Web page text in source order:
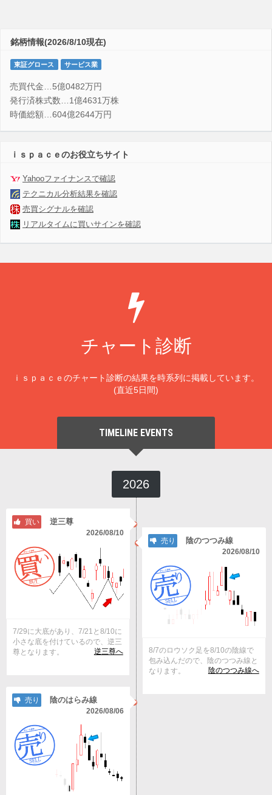
銘柄情報(2026/8/10現在)
東証グロース サービス業
売買代金…5億0482万円
発行済株式数…1億4631万株
時価総額…604億2644万円
ｉｓｐａｃｅのお役立ちサイト
Yahooファイナンスで確認
テクニカル分析結果を確認
売買シグナルを確認
リアルタイムに買いサインを確認
チャート診断
ｉｓｐａｃｅのチャート診断の結果を時系列に掲載しています。
(直近5日間)
TIMELINE EVENTS
2026
買い 逆三尊
2026/08/10
7/29に大底があり、7/21と8/10に
小さな底を付けているので、逆三
尊となります。
逆三尊へ
売り 陰のつつみ線
2026/08/10
8/7のロウソク足を8/10の陰線で
包み込んだので、陰のつつみ線と
なります。
陰のつつみ線へ
売り 陰のはらみ線
2026/08/06